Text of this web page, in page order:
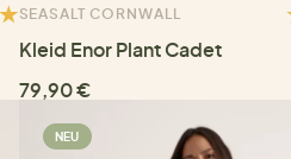
SEASALT CORNWALL
Kleid Enor Plant Cadet
79,90 €
NEU